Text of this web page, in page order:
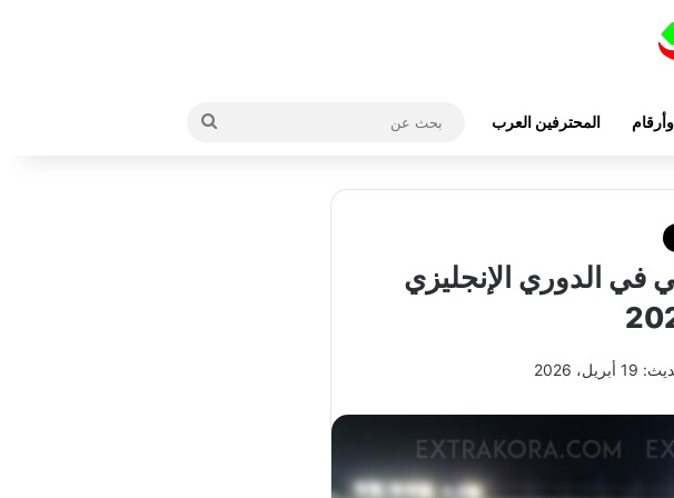
المحترفين العرب
في الدوري الإنجليزي
2026